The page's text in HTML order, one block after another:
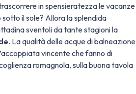
in spensieratezza le vacanze
il sole? Allora la splendida
sventoli da tante stagioni la
. La qualità delle acque di balneazione
vincente che fanno di
romagnola, sulla buona tavola